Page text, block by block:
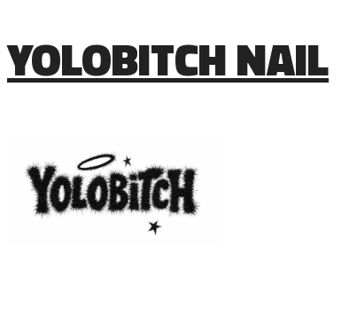
YOLOBITCH NAIL